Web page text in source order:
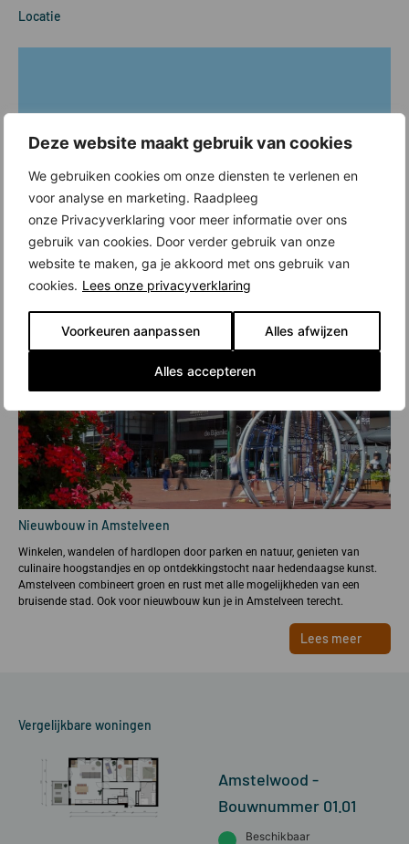
Deze website maakt gebruik van cookies
We gebruiken cookies om onze diensten te verlenen en
voor analyse en marketing. Raadpleeg
onze Privacyverklaring voor meer informatie over ons
gebruik van cookies. Door verder gebruik van onze
website te maken, ga je akkoord met ons gebruik van
cookies. Lees onze privacyverklaring
Voorkeuren aanpassen Alles afwijzen
Alles accepteren
Locatie
Nieuwbouw in Amstelveen
Winkelen, wandelen of hardlopen door parken en natuur, genieten van
culinaire hoogstandjes en op ontdekkingstocht naar hedendaagse kunst.
Amstelveen combineert groen en rust met alle mogelijkheden van een
bruisende stad. Ook voor nieuwbouw kun je in Amstelveen terecht.
Lees meer
Vergelijkbare woningen
Amstelwood -
Bouwnummer 01.01
Beschikbaar